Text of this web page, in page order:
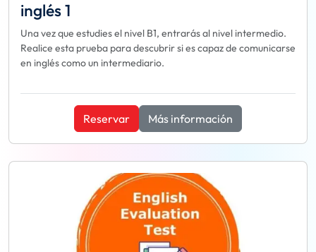
inglés 1
Una vez que estudies el nivel B1, entrarás al nivel intermedio.
Realice esta prueba para descubrir si es capaz de comunicarse
en inglés como un intermediario.
Reservar Más información